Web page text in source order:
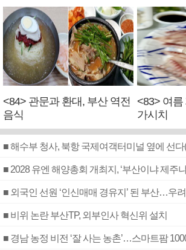
<84> 관문과 환대, 부산 역전
음식
<83> 여
가시치
■ 해수부 청사, 북항 국제여객터미널 옆에 선다
■ 2028 유엔 해양총회 개최지, ‘부산이냐 제주
■ 외국인 선원 ‘인신매매 경유지’ 된 부산…우
■ 비위 논란 부산TP, 외부인사 혁신위 설치
■ 경남 농정 비전 ‘잘 사는 농촌’…스마트팜